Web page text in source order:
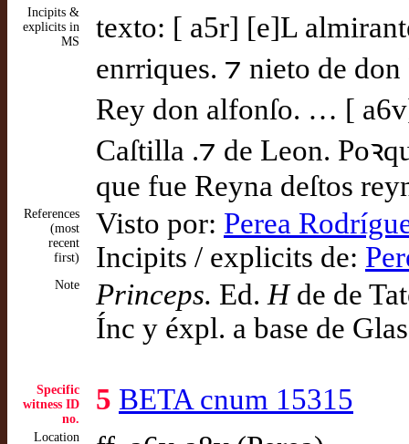
Incipits &
explicits in
MS
texto: [ a5r] [e]L
enrriques. ⁊ nieto de don
Rey don alfonſo. … [
Caſtilla .⁊ de Leon.
que fue Reyna deſtos
References
(most
recent
first)
Visto por: Perea
Incipits / explicits de:
Note Princeps. Ed. Hde de
Ínc y éxpl. a base de
Specific
witness ID
no.
5 BETA cnum 15315
Location